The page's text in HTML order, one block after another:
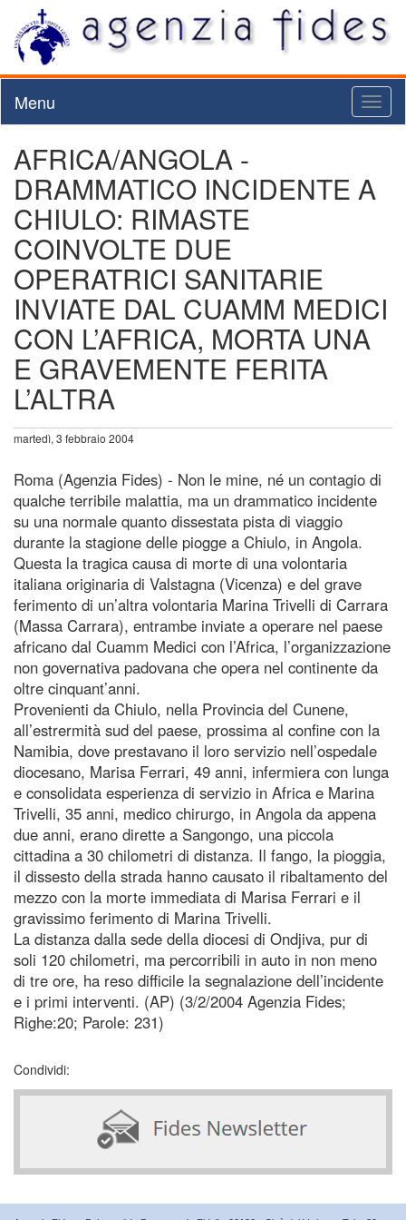
Menu
AFRICA/ANGOLA -
DRAMMATICO INCIDENTE A
CHIULO: RIMASTE
COINVOLTE DUE
OPERATRICI SANITARIE
INVIATE DAL CUAMM MEDICI
CON L’AFRICA, MORTA UNA
E GRAVEMENTE FERITA
L’ALTRA
martedì, 3 febbraio 2004
Roma (Agenzia Fides) - Non le mine, né un contagio di
qualche terribile malattia, ma un drammatico incidente
su una normale quanto dissestata pista di viaggio
durante la stagione delle piogge a Chiulo, in Angola.
Questa la tragica causa di morte di una volontaria
italiana originaria di Valstagna (Vicenza) e del grave
ferimento di un’altra volontaria Marina Trivelli di Carrara
(Massa Carrara), entrambe inviate a operare nel paese
africano dal Cuamm Medici con l’Africa, l’organizzazione
non governativa padovana che opera nel continente da
oltre cinquant’anni.
Provenienti da Chiulo, nella Provincia del Cunene,
all’estrermità sud del paese, prossima al confine con la
Namibia, dove prestavano il loro servizio nell’ospedale
diocesano, Marisa Ferrari, 49 anni, infermiera con lunga
e consolidata esperienza di servizio in Africa e Marina
Trivelli, 35 anni, medico chirurgo, in Angola da appena
due anni, erano dirette a Sangongo, una piccola
cittadina a 30 chilometri di distanza. Il fango, la pioggia,
il dissesto della strada hanno causato il ribaltamento del
mezzo con la morte immediata di Marisa Ferrari e il
gravissimo ferimento di Marina Trivelli.
La distanza dalla sede della diocesi di Ondjiva, pur di
soli 120 chilometri, ma percorribili in auto in non meno
di tre ore, ha reso difficile la segnalazione dell’incidente
e i primi interventi. (AP) (3/2/2004 Agenzia Fides;
Righe:20; Parole: 231)
Condividi: